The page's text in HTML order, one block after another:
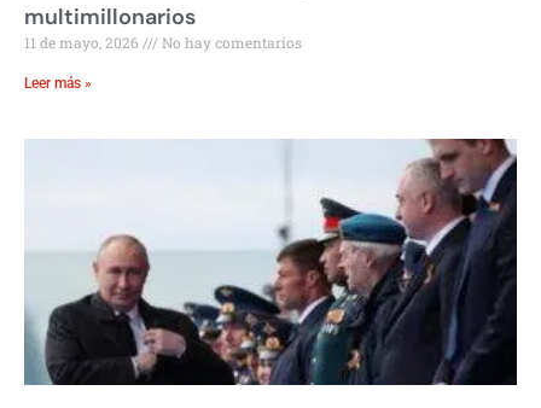
multimillonarios
11 de mayo, 2026 No hay comentarios
Leer más »